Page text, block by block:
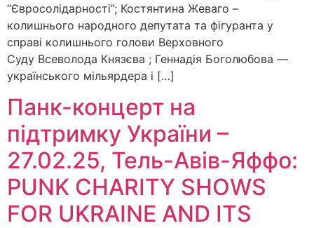
“Євросолідарності”; Костянтина Жеваго –
колишнього народного депутата та фігуранта у
справі колишнього голови Верховного
Суду Всеволода Князєва ; Геннадія Боголюбова —
українського мільярдера і […]
Панк-концерт на
підтримку України –
27.02.25, Тель-Авів-Яффо:
PUNK CHARITY SHOWS
FOR UKRAINE AND ITS